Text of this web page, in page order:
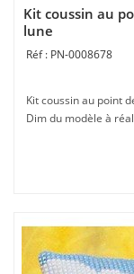
Kit coussin au
lune
PN-0008678
Kit coussin au point
Dim du modèle à